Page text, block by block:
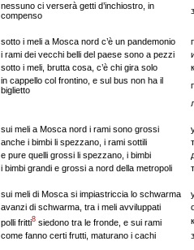
nessuno ci verserà getti d’inchiostro, in
compenso
sotto i meli a Mosca nord c’è un pandemonio
i rami dei vecchi belli del paese sono a pezzi
sotto i meli, brutta cosa, c’è chi gira solo
in cappello col frontino, e sul bus non ha il
biglietto
sui meli a Mosca nord i rami sono grossi
anche i bimbi li spezzano, i rami sottili
e pure quelli grossi li spezzano, i bimbi
i bimbi grandi e grossi a nord della metropoli
sui meli di Mosca si impiastriccia lo schwarma
avanzi di schwarma, tra i meli avviluppati
polli fritti8 siedono tra le fronde, e sui rami
come fanno certi frutti, maturano i cachi